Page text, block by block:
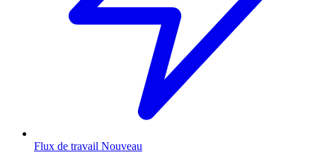
Flux de travail Nouveau